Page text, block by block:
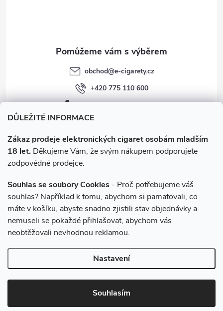
DŮLEŽITÉ INFORMACE
Zákaz prodeje elektronických cigaret osobám mladším
18 let. Děkujeme Vám, že svým nákupem podporujete
zodpovědné prodejce.
Souhlas se soubory Cookies - Proč potřebujeme váš
souhlas? Například k tomu, abychom si pamatovali, co
máte v košíku, abyste snadno zjistili stav objednávky a
nemuseli se pokaždé přihlašovat, abychom vás
neobtěžovali nevhodnou reklamou.
Nastavení
Souhlasím
obchod@e-cigarety.cz
+420 775 110 600
facebook.com/e-cigarety.cz
Instagram
Vytvořil Shoptet
e-cigarety.cz. Všechna práva vyhrazena.
nastavení cookies